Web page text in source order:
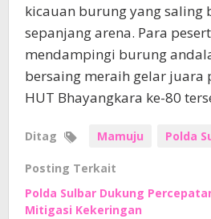
kicauan burung yang saling
sepanjang arena. Para
mendampingi burung
bersaing meraih gelar juara
HUT Bhayangkara ke-80
Ditag Mamuju Polda
Posting Terkait
Polda Sulbar Dukung
Mitigasi Kekeringan